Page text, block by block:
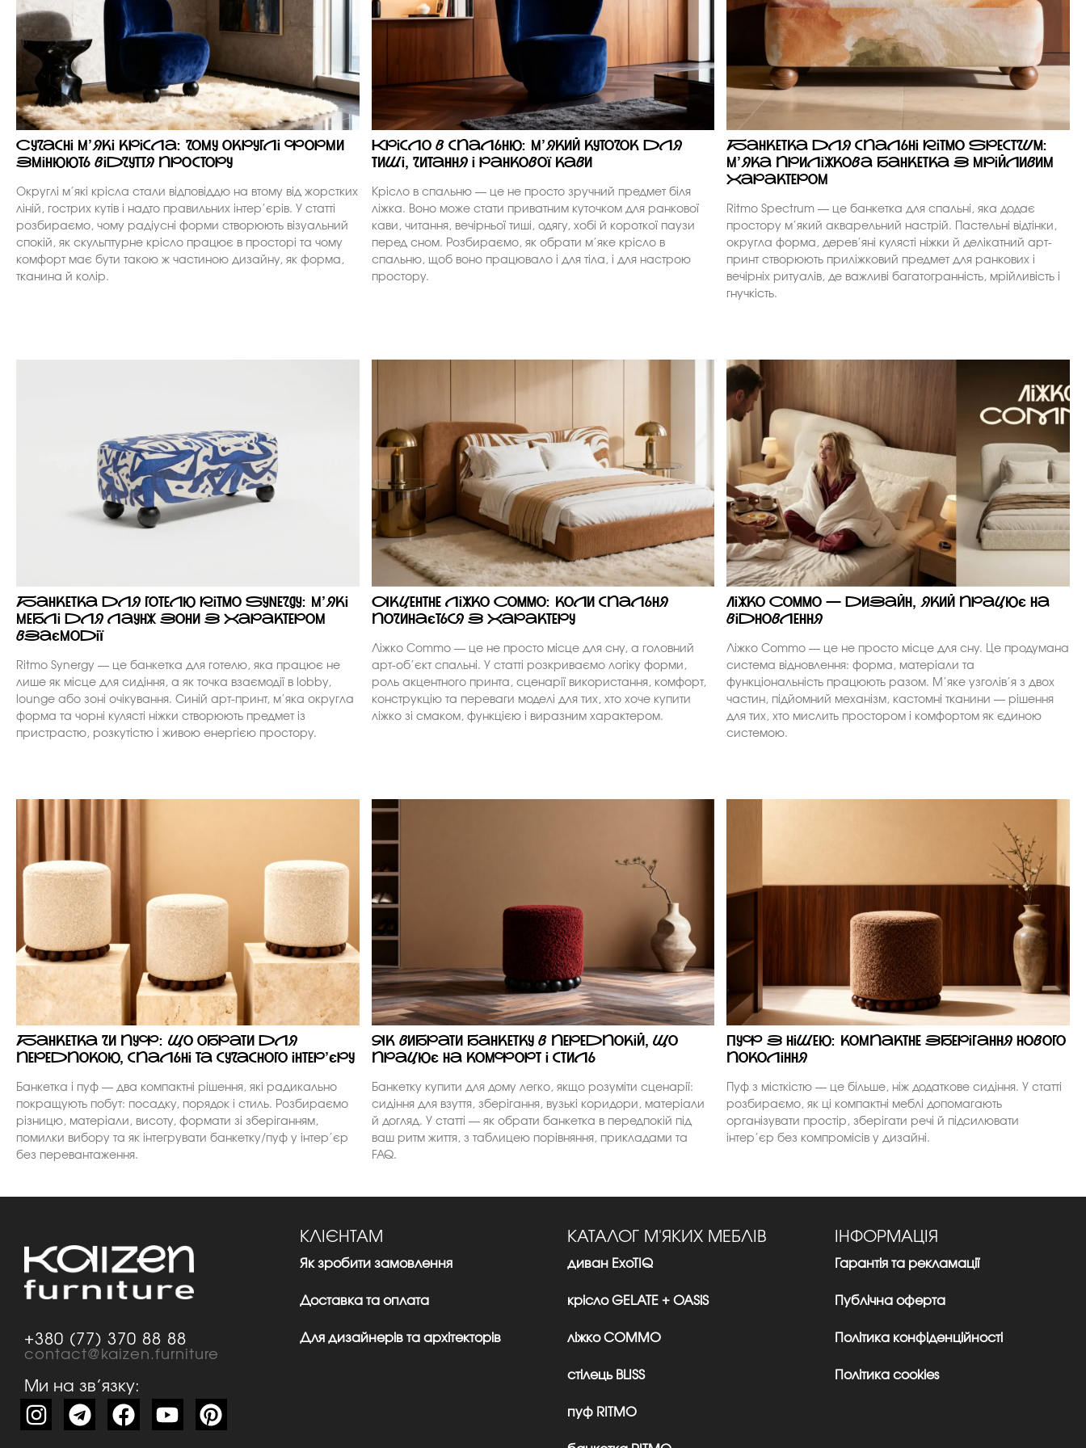
Сучасні м’які крісла: чому округлі форми
змінюють відчуття простору
Округлі м’які крісла стали відповіддю на втому від жорстких
ліній, гострих кутів і надто правильних інтер’єрів. У статті
розбираємо, чому радіусні форми створюють візуальний
спокій, як скульптурне крісло працює в просторі та чому
комфорт має бути такою ж частиною дизайну, як форма,
тканина й колір.
Крісло в спальню: м’який куточок для
тиші, читання і ранкової кави
Крісло в спальню — це не просто зручний предмет біля
ліжка. Воно може стати приватним куточком для ранкової
кави, читання, вечірньої тиші, одягу, хобі й короткої паузи
перед сном. Розбираємо, як обрати м’яке крісло в
спальню, щоб воно працювало і для тіла, і для настрою
простору.
Банкетка для спальні Ritmo Spectrum:
м’яка приліжкова банкетка з мрійливим
характером
Ritmo Spectrum — це банкетка для спальні, яка додає
простору м’який акварельний настрій. Пастельні відтінки,
округла форма, дерев’яні кулясті ніжки й делікатний арт-
принт створюють приліжковий предмет для ранкових і
вечірніх ритуалів, де важливі багатогранність, мрійливість і
гнучкість.
Банкетка для готелю Ritmo Synergy: м’які
меблі для лаунж зони з характером
взаємодії
Ritmo Synergy — це банкетка для готелю, яка працює не
лише як місце для сидіння, а як точка взаємодії в lobby,
lounge або зоні очікування. Синій арт-принт, м’яка округла
форма та чорні кулясті ніжки створюють предмет із
пристрастю, розкутістю і живою енергією простору.
Акцентне ліжко Commo: коли спальня
починається з характеру
Ліжко Commo — це не просто місце для сну, а головний
арт-об’єкт спальні. У статті розкриваємо логіку форми,
роль акцентного принта, сценарії використання, комфорт,
конструкцію та переваги моделі для тих, хто хоче купити
ліжко зі смаком, функцією і виразним характером.
Ліжко Commo — дизайн, який працює на
відновлення
Ліжко Commo — це не просто місце для сну. Це продумана
система відновлення: форма, матеріали та
функціональність працюють разом. М’яке узголів’я з двох
частин, підйомний механізм, кастомні тканини — рішення
для тих, хто мислить простором і комфортом як єдиною
системою.
Банкетка чи пуф: що обрати для
передпокою, спальні та сучасного інтер’єру
Банкетка і пуф — два компактні рішення, які радикально
покращують побут: посадку, порядок і стиль. Розбираємо
різницю, матеріали, висоту, формати зі зберіганням,
помилки вибору та як інтегрувати банкетку/пуф у інтер’єр
без перевантаження.
Як вибрати банкетку в передпокій, що
працює на комфорт і стиль
Банкетку купити для дому легко, якщо розуміти сценарії:
сидіння для взуття, зберігання, вузькі коридори, матеріали
й догляд. У статті — як обрати банкетка в передпокій під
ваш ритм життя, з таблицею порівняння, прикладами та
FAQ.
Пуф з нішею: компактне зберігання нового
покоління
Пуф з місткістю — це більше, ніж додаткове сидіння. У статті
розбираємо, як ці компактні меблі допомагають
організувати простір, зберігати речі й підсилювати
інтер’єр без компромісів у дизайні.
+380 (77) 370 88 88
contact@kaizen.furniture
Ми на зв’язку:
КЛІЄНТАМ
Як зробити замовлення
Доставка та оплата
Для дизайнерів та архітекторів
КАТАЛОГ М'ЯКИХ МЕБЛІВ
диван ExoTIQ
крісло GELATE + OASiS
ліжко CОMMО
стілець BLISS
пуф RITMO
ІНФОРМАЦІЯ
Гарантія та рекламації
Публічна оферта
Політика конфіденційності
Політика cookies